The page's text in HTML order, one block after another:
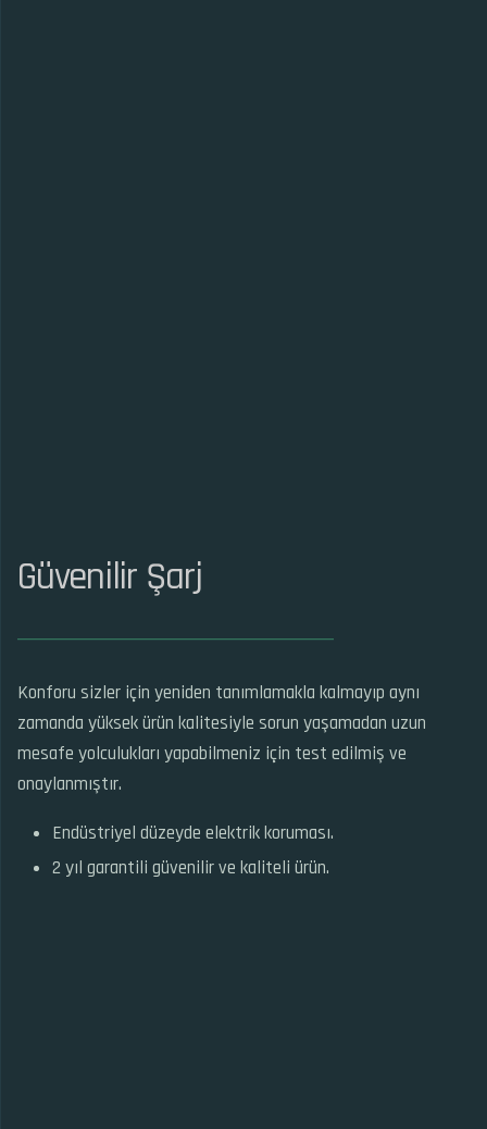
Güvenilir Şarj
Konforu sizler için yeniden tanımlamakla kalmayıp aynı
zamanda yüksek ürün kalitesiyle sorun yaşamadan uzun
mesafe yolculukları yapabilmeniz için test edilmiş ve
onaylanmıştır.
Endüstriyel düzeyde elektrik koruması.
2 yıl garantili güvenilir ve kaliteli ürün.